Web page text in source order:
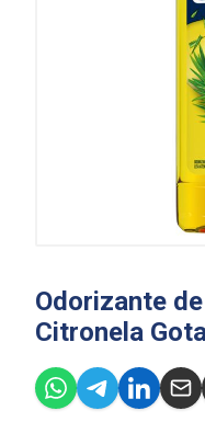
Odorizante
Citronela